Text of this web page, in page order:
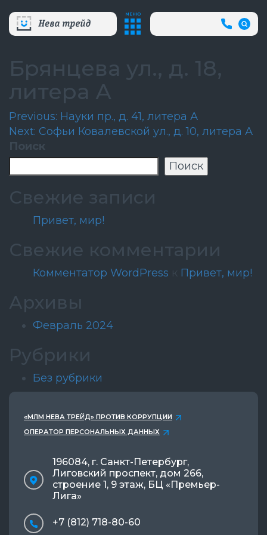
МЕНЮ
+7
(812)
Брянцева ул., д. 18,
литера А
Навигация
по
записям
Previous: Науки пр., д. 41, литера А
Next: Софьи Ковалевской ул., д. 10, литера А
Поиск
Поиск
Свежие записи
Привет, мир!
Свежие комментарии
Комментатор WordPress к Привет, мир!
Архивы
Февраль 2024
Рубрики
Без рубрики
«МЛМ НЕВА ТРЕЙД» ПРОТИВ КОРРУПЦИИ
ОПЕРАТОР ПЕРСОНАЛЬНЫХ ДАННЫХ
196084, г. Санкт-Петербург,
Лиговский проспект, дом 266,
строение 1, 9 этаж, БЦ «Премьер-
Лига»
+7 (812) 718-80-60